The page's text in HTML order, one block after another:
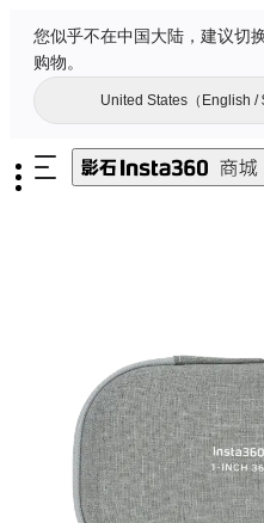
您似乎不在中国大陆，建议切
购物。
United States（English /